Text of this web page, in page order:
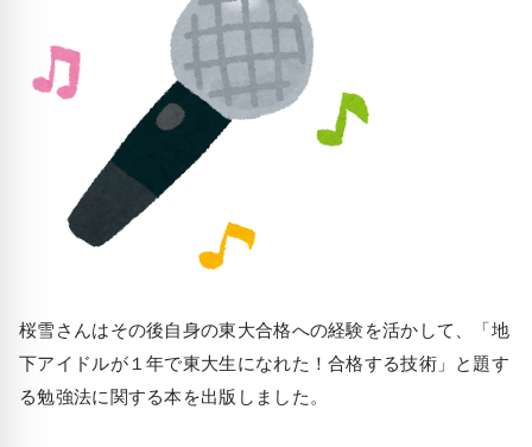
桜雪さんはその後自身の東大合格への経験を活かして、「地
下アイドルが１年で東大生になれた！合格する技術」と題す
る勉強法に関する本を出版しました。